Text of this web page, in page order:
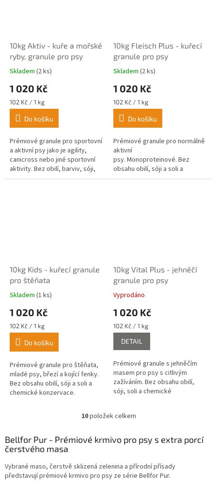
10kg Aktiv - kuře a mořské
ryby, granule pro psy
Průměrné
produktu
je
5,0
5
hvězdiček.
Skladem (2 ks)
1 020 Kč
Měrná
cena:
102 Kč / 1 kg
Do košíku
Prémiové granule pro sportovní
a aktivní psy jako je agility,
canicross nebo jiné sportovní
aktivity. Bez obilí, barviv, sóji,
cukru a chemické konzervace.
10kg Fleisch Plus - kuřecí
granule pro psy
Průměrné
produktu
je
5,0
5
hvězdiček.
Skladem (2 ks)
1 020 Kč
Měrná
cena:
102 Kč / 1 kg
Do košíku
Prémiové granule pro normálně
aktivní
psy. Monoproteinové. Bez
obsahu obilí, sóji a soli a
chemické konzervace.
10kg Kids - kuřecí granule
pro štěňata
Průměrné
produktu
je
4,5
5
hvězdiček.
Skladem (1 ks)
1 020 Kč
Měrná
cena:
102 Kč / 1 kg
Do košíku
Prémiové granule pro štěňata,
mladé psy, březí a kojící fenky.
Bez obsahu obilí, sóji a soli a
chemické konzervace.
10kg Vital Plus - jehněčí
granule pro psy
Průměrné
produktu
je
4,3
5
hvězdiček.
Vyprodáno
1 020 Kč
Měrná
cena:
102 Kč / 1 kg
DETAIL
Prémiové granule s jehněčím
masem pro psy s citlivým
zažíváním. Bez obsahu obilí,
sóji, soli a chemické
O
l
a
c
10položek celkem
Bellfor Pur - Prémiové krmivo pro psy s extra porcí
čerstvého masa
Vybrané maso, čerstvě sklizená zelenina a přírodní přísady
představujíprémiové krmivo pro psy ze série Bellfor Pur.